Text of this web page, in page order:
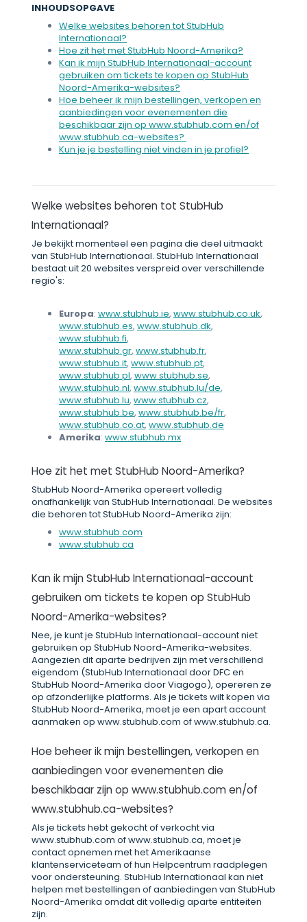
INHOUDSOPGAVE
Welke websites behoren tot StubHub
Internationaal?
Hoe zit het met StubHub Noord-Amerika?
Kan ik mijn StubHub Internationaal-account
gebruiken om tickets te kopen op StubHub
Noord-Amerika-websites?
Hoe beheer ik mijn bestellingen, verkopen en
aanbiedingen voor evenementen die
beschikbaar zijn op www.stubhub.com en/of
www.stubhub.ca-websites?
Kun je je bestelling niet vinden in je profiel?
Welke websites behoren tot StubHub
Internationaal?
Je bekijkt momenteel een pagina die deel uitmaakt
van StubHub Internationaal. StubHub Internationaal
bestaat uit 20 websites verspreid over verschillende
regio's:
Europa: www.stubhub.ie, www.stubhub.co.uk,
www.stubhub.es, www.stubhub.dk,
www.stubhub.fi,
www.stubhub.gr, www.stubhub.fr,
www.stubhub.it, www.stubhub.pt,
www.stubhub.pl, www.stubhub.se,
www.stubhub.nl, www.stubhub.lu/de,
www.stubhub.lu, www.stubhub.cz,
www.stubhub.be, www.stubhub.be/fr,
www.stubhub.co.at, www.stubhub.de
Amerika: www.stubhub.mx
Hoe zit het met StubHub Noord-Amerika?
StubHub Noord-Amerika opereert volledig
onafhankelijk van StubHub Internationaal. De websites
die behoren tot StubHub Noord-Amerika zijn:
www.stubhub.com
www.stubhub.ca
Kan ik mijn StubHub Internationaal-account
gebruiken om tickets te kopen op StubHub
Noord-Amerika-websites?
Nee, je kunt je StubHub Internationaal-account niet
gebruiken op StubHub Noord-Amerika-websites.
Aangezien dit aparte bedrijven zijn met verschillend
eigendom (StubHub Internationaal door DFC en
StubHub Noord-Amerika door Viagogo), opereren ze
op afzonderlijke platforms. Als je tickets wilt kopen via
StubHub Noord-Amerika, moet je een apart account
aanmaken op www.stubhub.com of www.stubhub.ca.
Hoe beheer ik mijn bestellingen, verkopen en
aanbiedingen voor evenementen die
beschikbaar zijn op www.stubhub.com en/of
www.stubhub.ca-websites?
Als je tickets hebt gekocht of verkocht via
www.stubhub.com of www.stubhub.ca, moet je
contact opnemen met het Amerikaanse
klantenserviceteam of hun Helpcentrum raadplegen
voor ondersteuning. StubHub Internationaal kan niet
helpen met bestellingen of aanbiedingen van StubHub
Noord-Amerika omdat dit volledig aparte entiteiten
zijn.